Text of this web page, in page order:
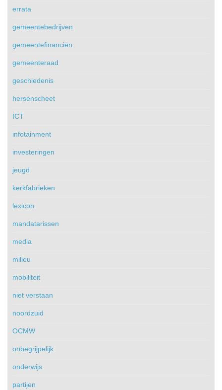
errata
gemeentebedrijven
gemeentefinanciën
gemeenteraad
geschiedenis
hersenscheet
ICT
infotainment
investeringen
jeugd
kerkfabrieken
lexicon
mandatarissen
media
milieu
mobiliteit
niet verstaan
noordzuid
OCMW
onbegrijpelijk
onderwijs
partijen